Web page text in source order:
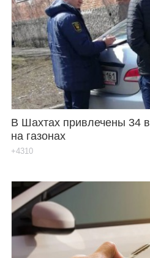
В Шахтах привлечены 34
на газонах
+4310